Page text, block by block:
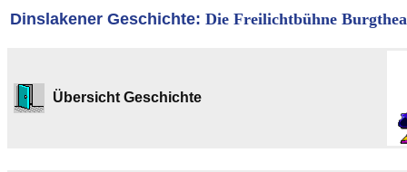
Dinslakener Geschichte: Die Freilichtbühne
Übersicht Geschichte